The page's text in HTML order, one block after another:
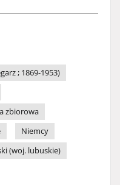
; 1869-1953)
zbiorowa
Niemcy
(woj. lubuskie)